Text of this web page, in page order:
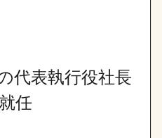
代表執行役社長
任